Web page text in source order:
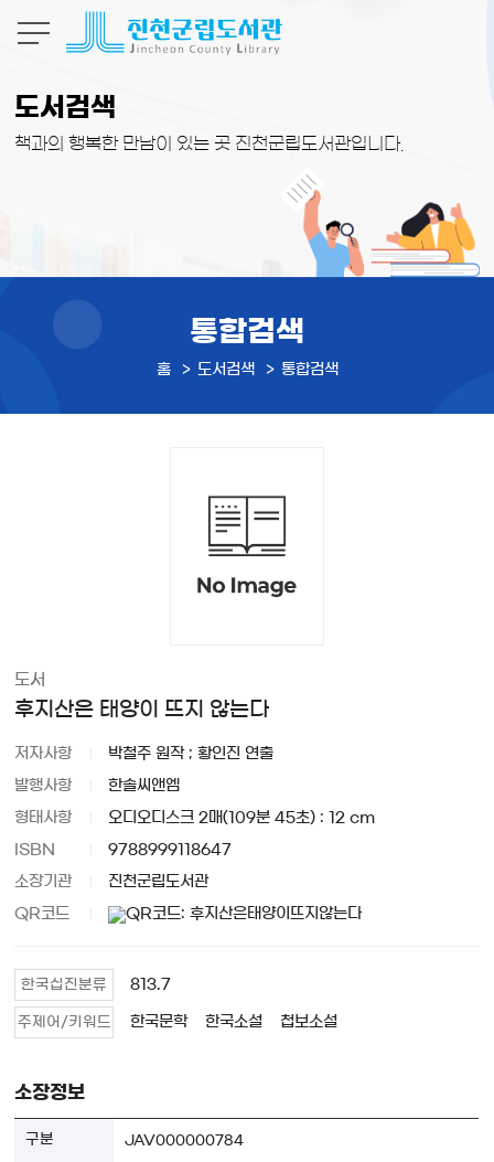
도서검색
책과의 행복한 만남이 있는 곳 진천군립도서관입니다.
통합검색
홈 도서검색 통합검색
도서
후지산은 태양이 뜨지 않는다
저자사항 박철주 원작 ; 황인진 연출
발행사항 한솔씨앤엠
형태사항 오디오디스크 2매(109분 45초) : 12 cm
ISBN 9788999118647
소장기관 진천군립도서관
QR코드
한국십진분류 813.7
주제어/키워드 한국문학 한국소설 첩보소설
소장정보
JAV000000784